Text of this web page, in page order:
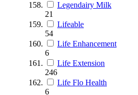
Legendairy Milk
21
Lifeable
54
Life Enhancement
6
Life Extension
246
Life Flo Health
6